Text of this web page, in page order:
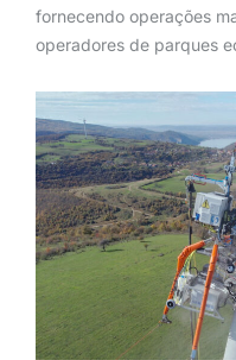
fornecendo operações
operadores de parques